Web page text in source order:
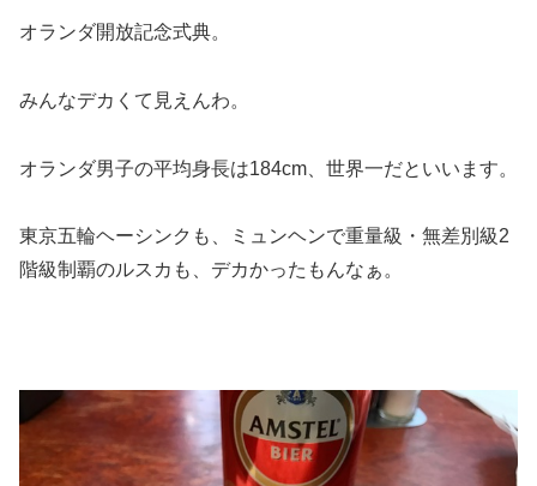
オランダ開放記念式典。
みんなデカくて見えんわ。
オランダ男子の平均身長は184cm、世界一だといいます。
東京五輪ヘーシンクも、ミュンヘンで重量級・無差別級2
階級制覇のルスカも、デカかったもんなぁ。